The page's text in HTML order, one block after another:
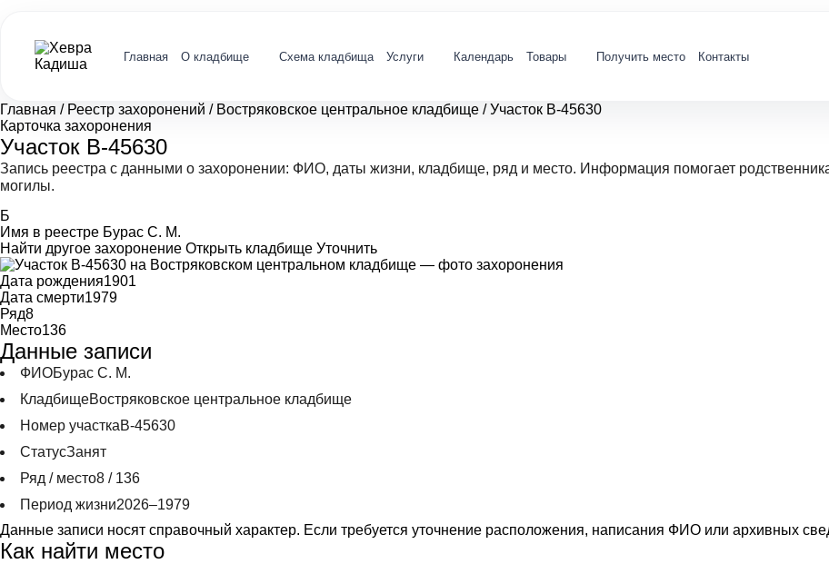
Главная О кладбище Схема кладбища Услуги Календарь Товары Получить место Контакты
Главная / Реестр захоронений / Востряковское центральное кладбище / Участок В-45630
Карточка захоронения
Участок В-45630
Запись реестра с данными о захоронении: ФИО, даты жизни, кладбище, ряд и место. Информация помогает
могилы.
Б
Имя в реестре Бурас С. М.
Найти другое захоронение Открыть кладбище Уточнить
Дата рождения1901
Дата смерти1979
Ряд8
Место136
Данные записи
ФИОБурас С. М.
КладбищеВостряковское центральное кладбище
Номер участкаВ-45630
СтатусЗанят
Ряд / место8 / 136
Период жизни2026–1979
Данные записи носят справочный характер. Если требуется уточнение расположения, написания ФИО или архивных
Как найти место